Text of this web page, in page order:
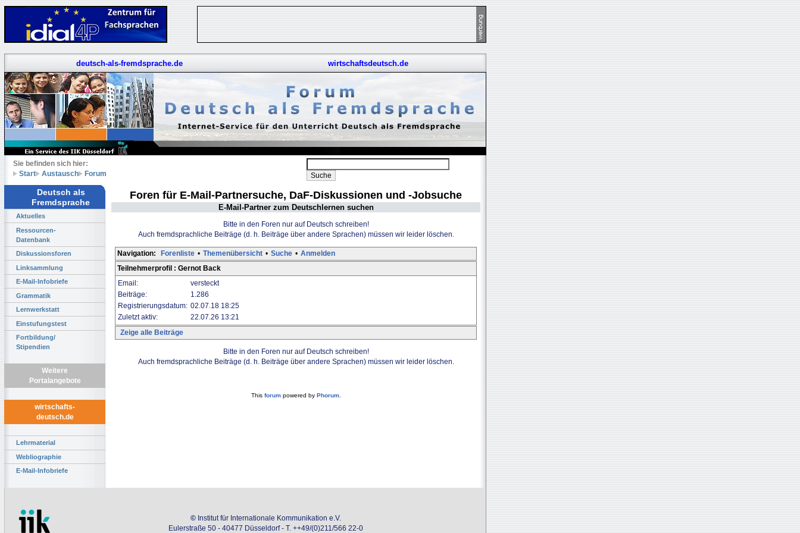
deutsch-als-fremdsprache.de wirtschaftsdeutsch.de
Sie befinden sich hier:
Start
Austausch Forum
Deutsch als
Fremdsprache
Aktuelles
Ressourcen-
Datenbank
Diskussionsforen
Linksammlung
E-Mail-Infobriefe
Grammatik
Lernwerkstatt
Einstufungstest
Fortbildung/
Stipendien
Weitere
Portalangebote
wirtschafts-
deutsch.de
Lehrmaterial
Webliographie
E-Mail-Infobriefe
Foren für E-Mail-Partnersuche, DaF-Diskussionen und -Jobsuche
E-Mail-Partner zum Deutschlernen suchen
Bitte in den Foren nur auf Deutsch schreiben!
Auch fremdsprachliche Beiträge (d. h. Beiträge über andere Sprachen) müssen wir leider löschen.
Navigation: Forenliste • Themenübersicht • Suche • Anmelden
Teilnehmerprofil : Gernot Back
Email:
versteckt
Beiträge:
1.286
Registrierungsdatum: 02.07.18 18:25
Zuletzt aktiv:
22.07.26 13:21
Zeige alle Beiträge
Bitte in den Foren nur auf Deutsch schreiben!
Auch fremdsprachliche Beiträge (d. h. Beiträge über andere Sprachen) müssen wir leider löschen.
This forumpowered by Phorum.
© Institut für Internationale Kommunikation e.V.
Eulerstraße 50 - 40477 Düsseldorf - T. ++49/(0)211/566 22-0